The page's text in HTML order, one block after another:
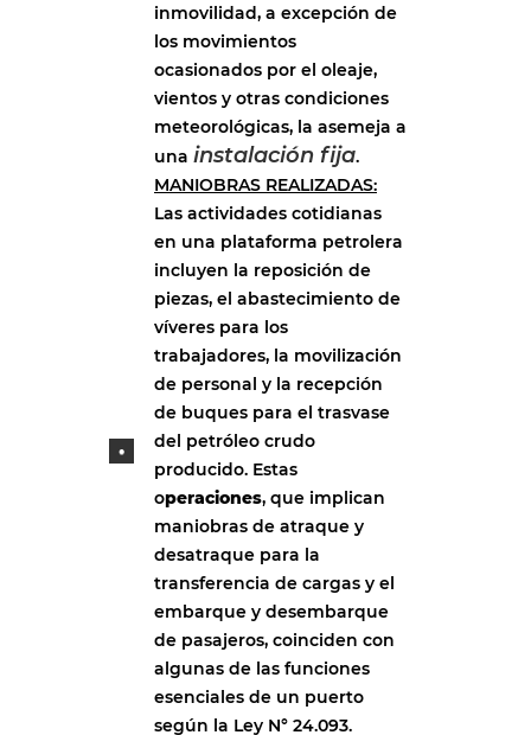
inmovilidad, a excepción de
los movimientos
ocasionados por el oleaje,
vientos y otras condiciones
meteorológicas, la asemeja a
una instalación fija.
MANIOBRAS REALIZADAS:
Las actividades cotidianas
en una plataforma petrolera
incluyen la reposición de
piezas, el abastecimiento de
víveres para los
trabajadores, la movilización
de personal y la recepción
de buques para el trasvase
del petróleo crudo
producido. Estas
operaciones, que implican
maniobras de atraque y
desatraque para la
transferencia de cargas y el
embarque y desembarque
de pasajeros, coinciden con
algunas de las funciones
esenciales de un puerto
según la Ley N° 24.093.